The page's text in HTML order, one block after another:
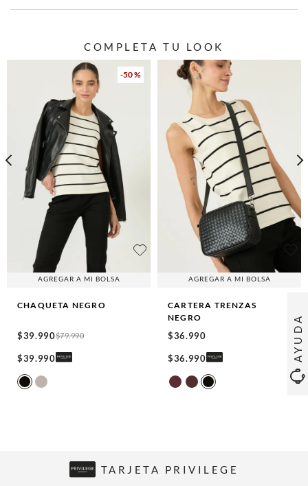
AYUDA
COMPLETA TU LOOK
-50 %
AGREGAR A MI BOLSA
CHAQUETA NEGRO
$39.990$79.990
$39.990
AGREGAR A MI BOLSA
CARTERA TRENZAS
NEGRO
$36.990
$36.990
TARJETA PRIVILEGE